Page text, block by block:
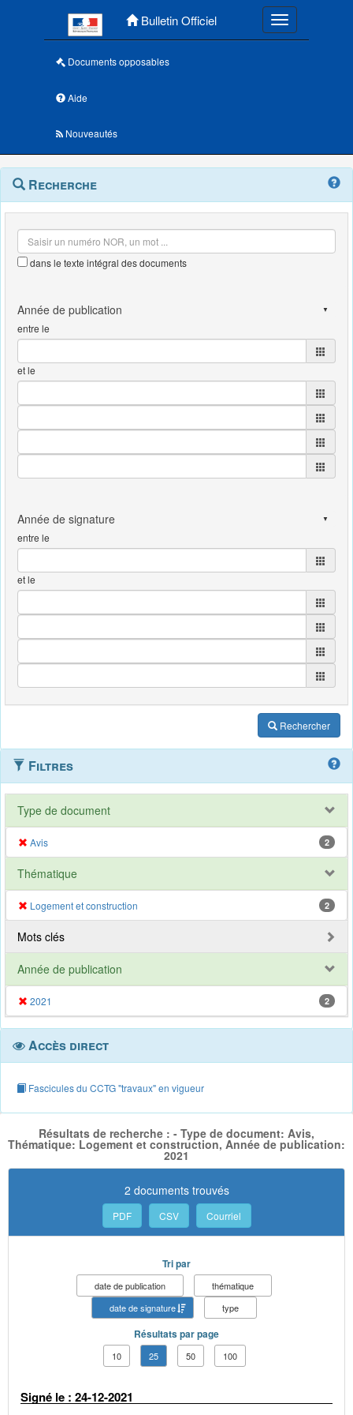
Bulletin Officiel Toggle
Documents opposables
Aide
Nouveautés
Navigation
outils
Menu
contextuel
Recherche
dans le texte intégral des documents
entre le
et le
entre le
et le
Rechercher
Filtres
Type de document
Avis 2
Thématique
Logement et construction 2
Mots clés
Année de publication
2021 2
Accès direct
Fascicules du CCTG "travaux" en vigueur
Résultats de recherche : - Type de document: Avis,
Thématique: Logement et construction, Année de publication:
2021
2 documents trouvés
PDF CSV Courriel
Tri par
date de publication
thématique
date de signature
type
Résultats par page
10 25 50 100
Signé le : 24-12-2021